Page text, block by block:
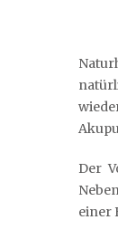
Der
einer